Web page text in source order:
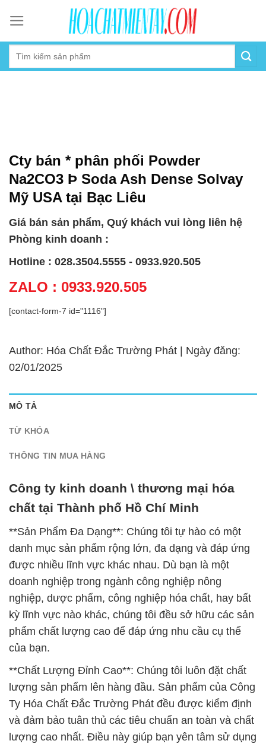
content
Cty bán * phân phối Powder
Na2CO3 Þ Soda Ash Dense Solvay
Mỹ USA tại Bạc Liêu
Giá bán sản phẩm, Quý khách vui lòng liên hệ
Phòng kinh doanh :
Hotline : 028.3504.5555 - 0933.920.505
ZALO : 0933.920.505
[contact-form-7 id="1116"]
Author: Hóa Chất Đắc Trường Phát | Ngày đăng:
02/01/2025
MÔ TẢ
TỪ KHÓA
THÔNG TIN MUA HÀNG
Công ty kinh doanh \ thương mại hóa
chất tại Thành phố Hồ Chí Minh
**Sản Phẩm Đa Dạng**: Chúng tôi tự hào có một
danh mục sản phẩm rộng lớn, đa dạng và đáp ứng
được nhiều lĩnh vực khác nhau. Dù bạn là một
doanh nghiệp trong ngành công nghiệp nông
nghiệp, dược phẩm, công nghiệp hóa chất, hay bất
kỳ lĩnh vực nào khác, chúng tôi đều sở hữu các sản
phẩm chất lượng cao để đáp ứng nhu cầu cụ thể
của bạn.
**Chất Lượng Đỉnh Cao**: Chúng tôi luôn đặt chất
lượng sản phẩm lên hàng đầu. Sản phẩm của Công
Ty Hóa Chất Đắc Trường Phát đều được kiểm định
và đảm bảo tuân thủ các tiêu chuẩn an toàn và chất
lượng cao nhất. Điều này giúp bạn yên tâm sử dụng